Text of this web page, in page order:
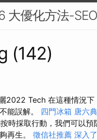
大優化方法-
(142)
2022 Tech 在這種情況下
能誤解。 四門冰箱 唐六
時採取行動，我們可以預
再生。 徵信社推薦 深入